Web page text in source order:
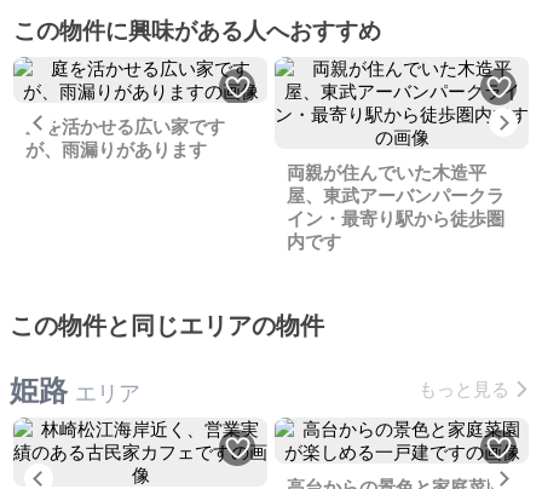
この物件に興味がある人へおすすめ
Previous
庭を活かせる広い家です
が、雨漏りがあります
両親が住んでいた木造平
屋、東武アーバンパークラ
イン・最寄り駅から徒歩圏
内です
この物件と同じエリアの物件
姫路 エリア もっと見る